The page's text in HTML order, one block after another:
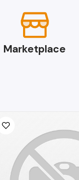
Marketplace